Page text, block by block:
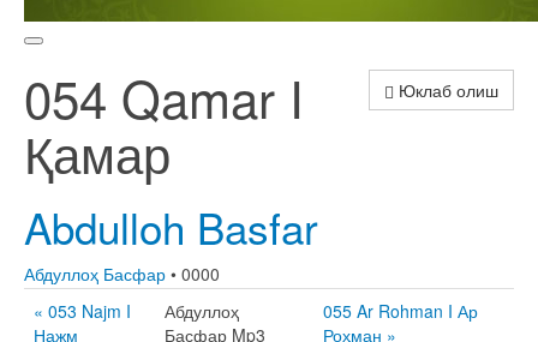
Юклаб олиш
054 Qamar I
Қамар
Abdulloh Basfar
Абдуллоҳ Басфар • 0000
« 053 Najm I
Нажм
Абдуллоҳ
Басфар Mp3
055 Ar Rohman I Ар
Роҳман »